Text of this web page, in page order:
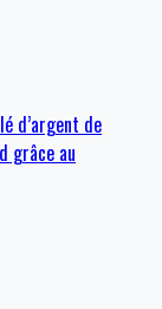
d’argent de
grâce au